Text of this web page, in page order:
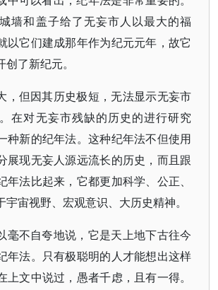
墙和盖子给了无妄市人以最大的福
以它们建成那年作为纪元元年，故它
了新纪元。
，但因其历史极短，无法显示无妄市
在对无妄市残缺的历史的进行研究
种新的纪年法。这种纪年法不但使用
展现无妄人源远流长的历史，而且跟
年法比起来，它都更加科学、公正、
宇宙视野、宏观意识、大历史精神。
毫不自夸地说，它是天上地下古往今
年法。只有极聪明的人才能想出这样
上文中说过，愚者千虑，且有一得。